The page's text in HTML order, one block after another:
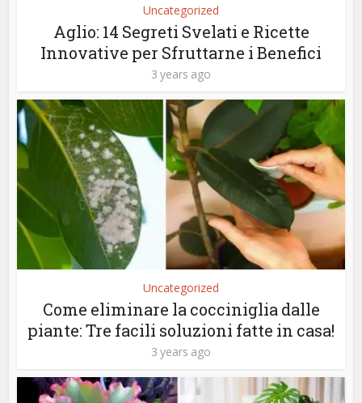
Uncategorized
Aglio: 14 Segreti Svelati e Ricette
Innovative per Sfruttarne i Benefici
3 years ago
Uncategorized
Come eliminare la cocciniglia dalle
piante: Tre facili soluzioni fatte in casa!
3 years ago